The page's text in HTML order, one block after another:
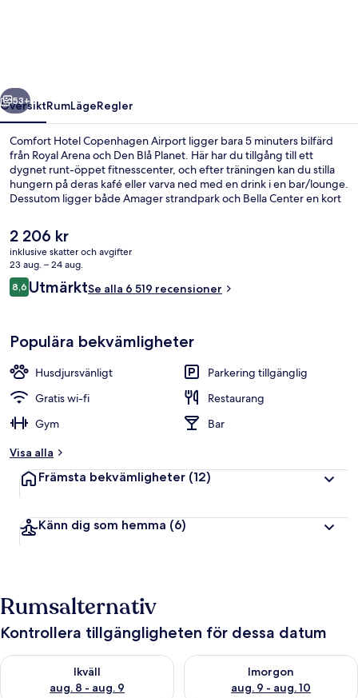
Nästa
53+
ÖversiktRumLägeRegler
Comfort Hotel Copenhagen Airport ligger bara 5 minuters bilfärd
från Royal Arena och Den Blå Planet. Här har du tillgång till ett
dygnet runt-öppet fitnesscenter, och efter träningen kan du stilla
hungern på deras kafé eller varva ned med en drink i en bar/lounge.
Dessutom ligger både Amager strandpark och Bella Center en kort
kollektivtrafik. Lufthavnen Station ligger 2 minuter bort och till
Kastrup metrostation tar det inte mer än 15 minuter att gå.
Det
nuvarande
priset
är
2 206 kr
2 206 kr
inklusive skatter och avgifter
23 aug. – 24 aug.
Recensioner
8,68,6 av 10,
UtmärktSe alla 6 519 recensioner
Populära bekvämligheter
Husdjursvänligt
Parkering tillgänglig
Gratis wi-fi
Restaurang
Gym
Bar
Visa alla
Främsta bekvämligheter (12)
Känn dig som hemma (6)
Rumsalternativ
Kontrollera tillgängligheten för dessa datum
Ikväll
aug. 8 - aug. 9
Kontrollera tillgängligheten för ikväll aug. 8 - aug. 9
Imorgon
aug. 9 - aug. 10
Kontrollera tillgängligheten